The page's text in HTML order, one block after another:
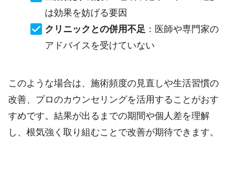
は効果を妨げる要因
クリニックとの併用不足 ：医師や専門家の
アドバイスを受けていない
このような場合は、施術頻度の見直しや生活習慣の
改善、プロのカウンセリングを活用することがおす
すめです。結果が出るまでの期間や個人差を理解
し、根気強く取り組むことで改善が期待できます。